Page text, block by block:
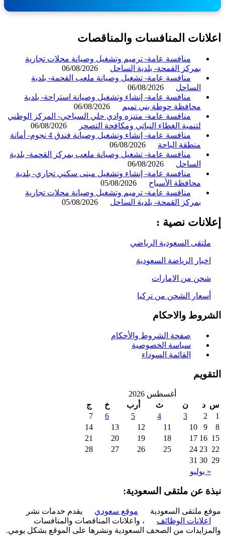
المنافسات والمناقصات
منافسة عامة- ترميم وتشغيل وصيانة محلات تجارية
بمركز القمحة- بلدية الساحل
06/08/2026
منافسة عامة- تشغيل وصيانة ملعب القحمة- بلدية
الساحل
06/08/2026
منافسة عامة- إنشاء وتشغيل وصيانة استراحة- بلدية
محافظة حوطة بني تميم
06/08/2026
منافسة عامة- متنزه وادي حلي السياحي- المركز الوطني
لتنمية الغطاء النباتي ومكافحة التصحر
06/08/2026
منافسة عامة- إنشاء وتشغيل وصيانة فندق 4 نجوم- أمانة
منطقة الباحة
06/08/2026
منافسة عامة- تشغيل وصيانة ملعب بمركز القحمة- بلدية
الساحل
06/08/2026
منافسة عامة- إنشاء وتشغيل مبنى سكني تجاري- بلدية
محافظة الأسياح
05/08/2026
منافسة عامة- ترميم وتشغيل وصيانة محلات تجارية
بمركز القمحة- بلدية الساحل
05/08/2026
نصية :
السعودية الرياضي
الرياضة السعودية
من الامارات
الشحن من تركيا
والاحكام
صفحة الشروط والأحكام
سياسة الخصوصية
القائمة السوداء
أغسطس 2026
د
ن
ج
7
10
16
17
23
24
30
31
يوليو
عن ملتقى السعودية:
ملتقى السعودية موقع سعودي
يقدم خدمات نشر
الوظائف
، واعلانات المناقصات والمنافسات
من الصحف السعودية ونشرها على الموقع بشكل يومي.